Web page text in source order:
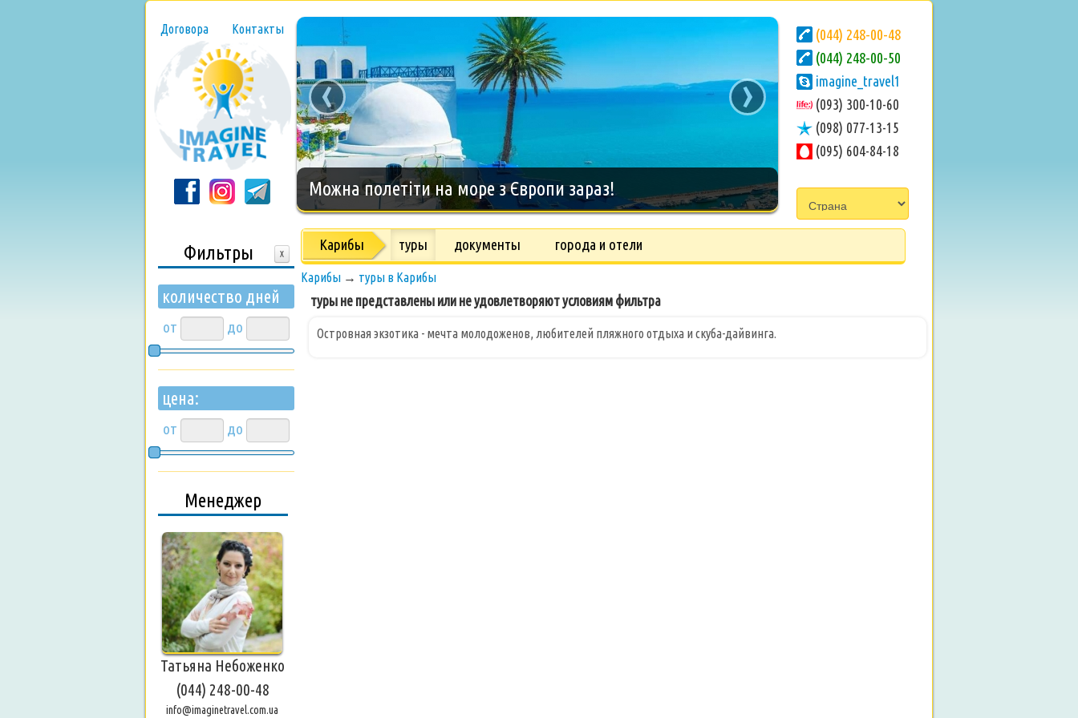
Договора Контакты
Новогодний тур на о.Занзибар, 8 дней
‹ ›
(044) 248-00-48
(044) 248-00-50
imagine_travel1
(093) 300-10-60
(098) 077-13-15
(095) 604-84-18
Фильтры X
количество дней
от до
цена:
от до
Менеджер
Татьяна Небоженко
(044) 248-00-48
info@imaginetravel.com.ua
Карибы туры документы города и отели
Карибы → туры в Карибы
туры не представлены или не удовлетворяют условиям фильтра
Островная экзотика - мечта молодоженов, любителей пляжного отдыха и скуба-дайвинга.